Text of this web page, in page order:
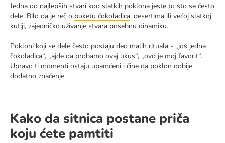
Jedna od najlepših stvari kod slatkih poklona jeste to što se često
dele. Bilo da je reč o buketu čokoladica, desertima ili većoj slatkoj
kutiji, zajedničko uživanje stvara posebnu dinamiku.
Pokloni koji se dele često postaju deo malih rituala - „još jedna
čokoladica“, „ajde da probamo ovaj ukus“, „ovo je moj favorit“.
Upravo ti momenti ostaju upamćeni i čine da poklon dobije
dodatno značenje.
Kako da sitnica postane priča
koju ćete pamtiti